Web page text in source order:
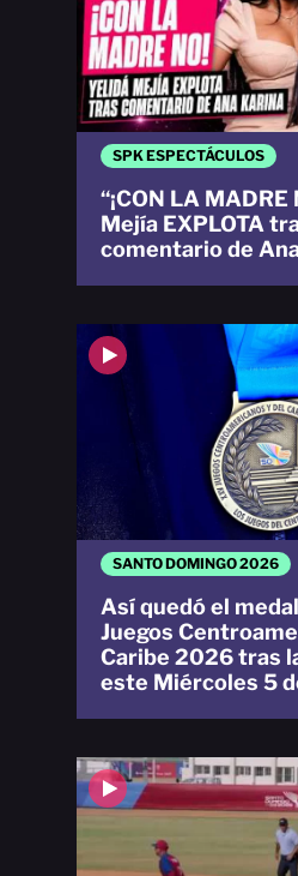
SPK ESPECTÁCULOS
“¡CON LA MADRE
Mejía EXPLOTA
comentario de
SANTO DOMINGO 2026
Así quedó el
Juegos
Caribe 2026 tras
este Miércoles 5